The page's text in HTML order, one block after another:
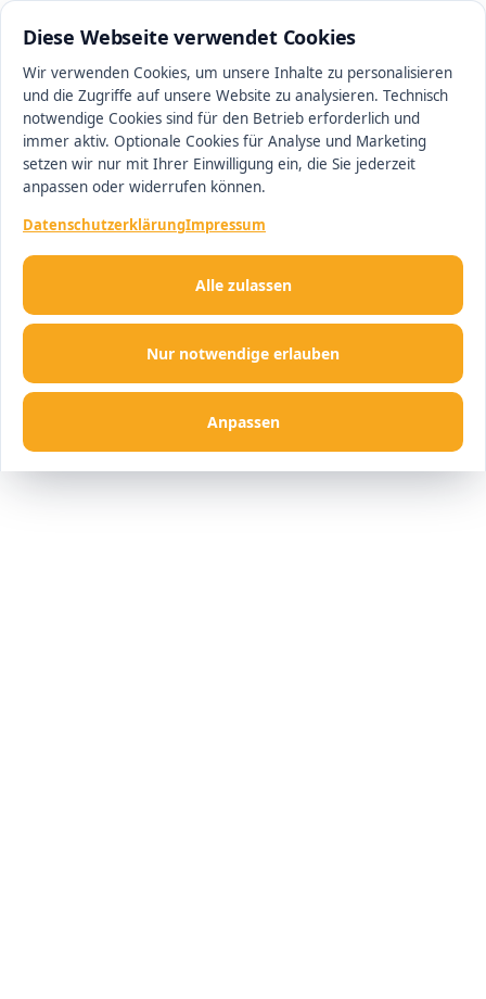
Diese Webseite verwendet Cookies
Wir verwenden Cookies, um unsere Inhalte zu personalisieren
und die Zugriffe auf unsere Website zu analysieren. Technisch
notwendige Cookies sind für den Betrieb erforderlich und
immer aktiv. Optionale Cookies für Analyse und Marketing
setzen wir nur mit Ihrer Einwilligung ein, die Sie jederzeit
anpassen oder widerrufen können.
DatenschutzerklärungImpressum
Nur notwendige erlauben
Anpassen
Alle zulassen